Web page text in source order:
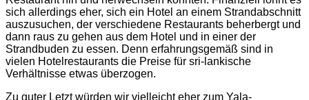
sich allerdings eher, sich ein Hotel an einem Strandabschnitt
auszusuchen, der verschiedene Restaurants beherbergt und
dann raus zu gehen aus dem Hotel und in einer der
Strandbuden zu essen. Denn erfahrungsgemäß sind in
vielen Hotelrestaurants die Preise für sri-lankische
Verhältnisse etwas überzogen.
Zu guter Letzt würden wir vielleicht eher zum Yala-